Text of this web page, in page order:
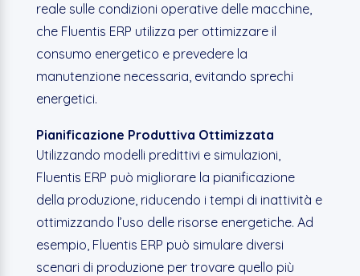
reale sulle condizioni operative delle macchine,
che Fluentis ERP utilizza per ottimizzare il
consumo energetico e prevedere la
manutenzione necessaria, evitando sprechi
energetici.
Pianificazione Produttiva Ottimizzata
Utilizzando modelli predittivi e simulazioni,
Fluentis ERP può migliorare la pianificazione
della produzione, riducendo i tempi di inattività e
ottimizzando l’uso delle risorse energetiche. Ad
esempio, Fluentis ERP può simulare diversi
scenari di produzione per trovare quello più